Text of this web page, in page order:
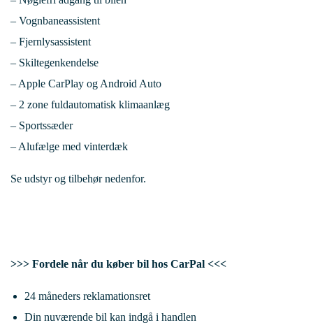
– Vognbaneassistent
– Fjernlysassistent
– Skiltegenkendelse
– Apple CarPlay og Android Auto
– 2 zone fuldautomatisk klimaanlæg
– Sportssæder
– Alufælge med vinterdæk
Se udstyr og tilbehør nedenfor.
>>> Fordele når du køber bil hos CarPal <<<
24 måneders reklamationsret
Din nuværende bil kan indgå i handlen